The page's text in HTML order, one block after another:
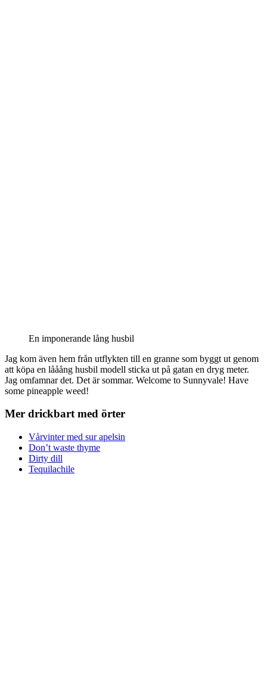
En imponerande lång husbil
Jag kom även hem från utflykten till en granne som byggt ut genom
att köpa en lååång husbil modell sticka ut på gatan en dryg meter.
Jag omfamnar det. Det är sommar. Welcome to Sunnyvale! Have
some pineapple weed!
Mer drickbart med örter
Vårvinter med sur apelsin
Don’t waste thyme
Dirty dill
Tequilachile